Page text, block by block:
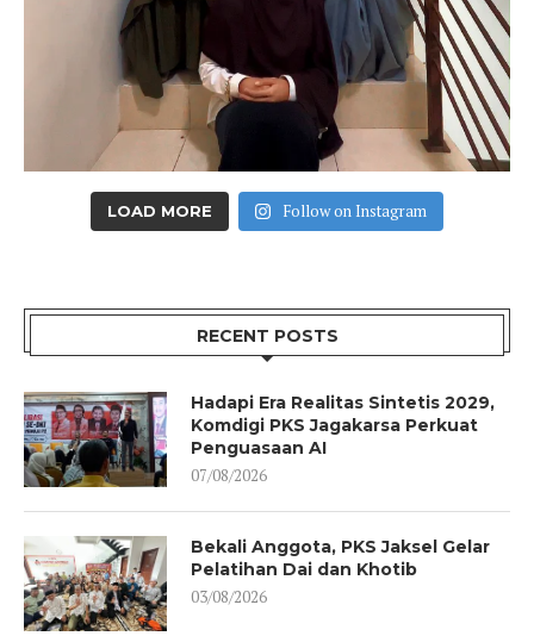
LOAD MORE Follow on Instagram
RECENT POSTS
Hadapi Era Realitas Sintetis 2029,
Komdigi PKS Jagakarsa Perkuat
Penguasaan AI
07/08/2026
Bekali Anggota, PKS Jaksel Gelar
Pelatihan Dai dan Khotib
03/08/2026